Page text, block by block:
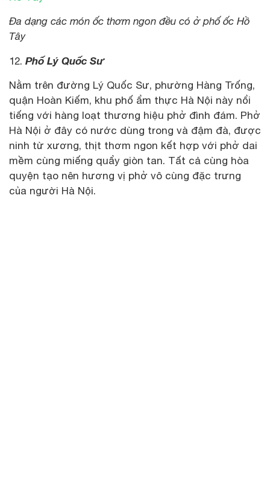
Đa dạng các món ốc thơm ngon đều có ở phố ốc Hồ
Tây
12. Phố Lý Quốc Sư
Nằm trên đường Lý Quốc Sư, phường Hàng Trống,
quận Hoàn Kiếm, khu phố ẩm thực Hà Nội này nổi
tiếng với hàng loạt thương hiệu phở đình đám. Phở
Hà Nội ở đây có nước dùng trong và đậm đà, được
ninh từ xương, thịt thơm ngon kết hợp với phở dai
mềm cùng miếng quẩy giòn tan. Tất cả cùng hòa
quyện tạo nên hương vị phở vô cùng đặc trưng
của người Hà Nội.